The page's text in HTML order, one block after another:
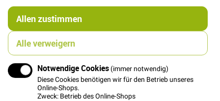
Allen zustimmen
Alle verweigern
Notwendige Cookies (immer notwendig)
Diese Cookies benötigen wir für den Betrieb unseres
Online-Shops.
Zweck: Betrieb des Online-Shops
19,90 €
Bitte benachrichtigt mich per E-Mail wenn der Artikel wieder
verfügbar ist
Details